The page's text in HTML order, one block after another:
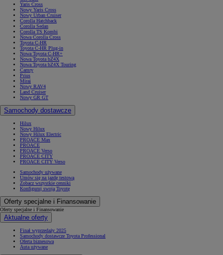
Yaris Cross
Nowy Yaris Cross
Nowy Urban Cruiser
Corolla Hatchback
Corolla Sedan
Corolla TS Kombi
Nowa Corolla Cross
Toyota C-HR
Toyota C-HR Plug-in
Nowa Toyota C-HR+
Nowa Toyota bZ4X
Nowa Toyota bZ4X Touring
Camry
Prius
Mirai
Nowy RAV4
Land Cruiser
Nowy GR GT
Samochody dostawcze
Hilux
Nowy Hilux
Nowy Hilux Electric
PROACE Max
PROACE
PROACE Verso
PROACE CITY
PROACE CITY Verso
Samochody używane
Umów się na jazdę testową
Zobacz wszystkie cenniki
Konfiguruj swoją Toyotę
Oferty specjalne i Finansowanie
Oferty specjalne i Finansowanie
Aktualne oferty
Finał wyprzedaży 2025
Samochody dostawcze Toyota Professional
Oferta biznesowa
Auta używane